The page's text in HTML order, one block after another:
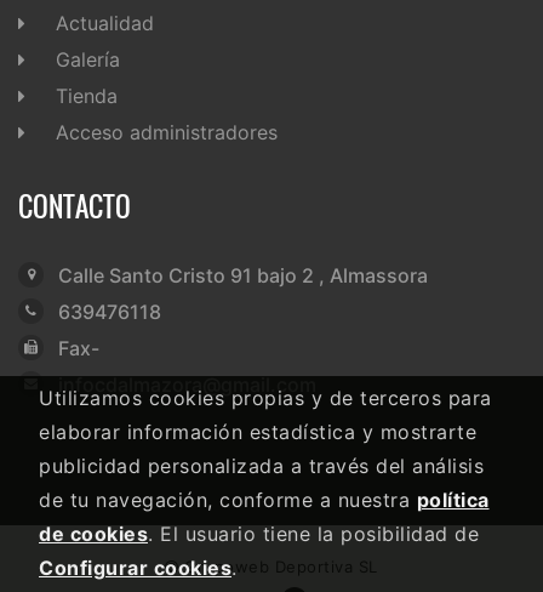
Actualidad
Galería
Tienda
Acceso administradores
CONTACTO
Calle Santo Cristo 91 bajo 2 , Almassora
639476118
Fax-
infocdalmazora@gmail.com
Grupoweb Deportiva SL
Utilizamos cookies propias y de terceros para
elaborar información estadística y mostrarte
publicidad personalizada a través del análisis
de tu navegación, conforme a nuestra política
de cookies. El usuario tiene la posibilidad de
Configurar cookies.